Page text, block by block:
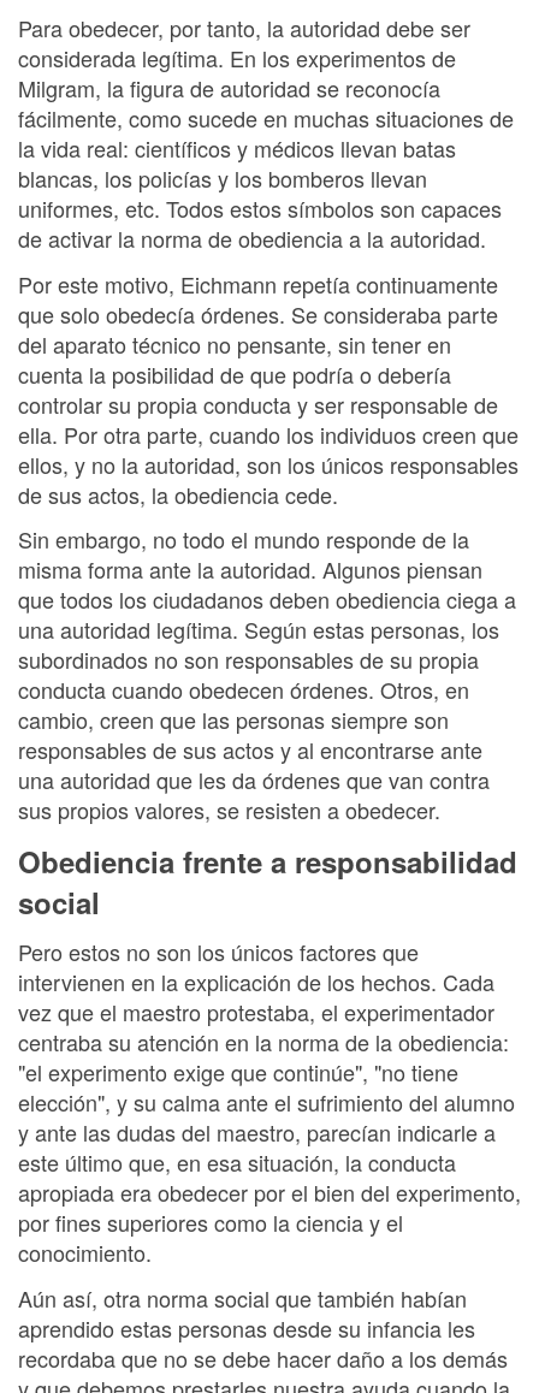
Para obedecer, por tanto, la autoridad debe ser
considerada legítima. En los experimentos de
Milgram, la figura de autoridad se reconocía
fácilmente, como sucede en muchas situaciones de
la vida real: científicos y médicos llevan batas
blancas, los policías y los bomberos llevan
uniformes, etc. Todos estos símbolos son capaces
de activar la norma de obediencia a la autoridad.
Por este motivo, Eichmann repetía continuamente
que solo obedecía órdenes. Se consideraba parte
del aparato técnico no pensante, sin tener en
cuenta la posibilidad de que podría o debería
controlar su propia conducta y ser responsable de
ella. Por otra parte, cuando los individuos creen que
ellos, y no la autoridad, son los únicos responsables
de sus actos, la obediencia cede.
Sin embargo, no todo el mundo responde de la
misma forma ante la autoridad. Algunos piensan
que todos los ciudadanos deben obediencia ciega a
una autoridad legítima. Según estas personas, los
subordinados no son responsables de su propia
conducta cuando obedecen órdenes. Otros, en
cambio, creen que las personas siempre son
responsables de sus actos y al encontrarse ante
una autoridad que les da órdenes que van contra
sus propios valores, se resisten a obedecer.
Obediencia frente a responsabilidad
social
Pero estos no son los únicos factores que
intervienen en la explicación de los hechos. Cada
vez que el maestro protestaba, el experimentador
centraba su atención en la norma de la obediencia:
"el experimento exige que continúe", "no tiene
elección", y su calma ante el sufrimiento del alumno
y ante las dudas del maestro, parecían indicarle a
este último que, en esa situación, la conducta
apropiada era obedecer por el bien del experimento,
por fines superiores como la ciencia y el
conocimiento.
Aún así, otra norma social que también habían
aprendido estas personas desde su infancia les
recordaba que no se debe hacer daño a los demás